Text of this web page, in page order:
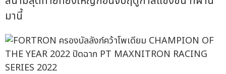
มานี้